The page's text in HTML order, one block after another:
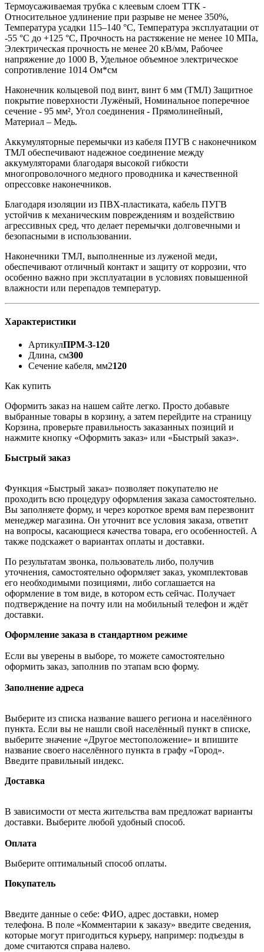
Термоусаживаемая трубка с клеевым слоем ТТК -
Относительное удлинение при разрыве не менее 350%,
Температура усадки 115–140 °C, Температура эксплуатации от
-55 °C до +125 °C, Прочность на растяжение не менее 10 МПа,
Электрическая прочность не менее 20 кВ/мм, Рабочее
напряжение до 1000 В, Удельное объемное электрическое
сопротивление 1014 Ом*см
Наконечник кольцевой под винт, винт 6 мм (ТМЛ) Защитное
покрытие поверхности Лужёный, Номинальное поперечное
сечение - 95 мм², Угол соединения - Прямолинейный,
Материал – Медь.
Аккумуляторные перемычки из кабеля ПУГВ с наконечником
ТМЛ обеспечивают надежное соединение между
аккумуляторами благодаря высокой гибкости
многопроволочного медного проводника и качественной
опрессовке наконечников.
Благодаря изоляции из ПВХ-пластиката, кабель ПУГВ
устойчив к механическим повреждениям и воздействию
агрессивных сред, что делает перемычки долговечными и
безопасными в использовании.
Наконечники ТМЛ, выполненные из луженой меди,
обеспечивают отличный контакт и защиту от коррозии, что
особенно важно при эксплуатации в условиях повышенной
влажности или перепадов температур.
Характеристики
АртикулПРМ-3-120
Длина, см300
Сечение кабеля, мм2120
Как купить
Оформить заказ на нашем сайте легко. Просто добавьте
выбранные товары в корзину, а затем перейдите на страницу
Корзина, проверьте правильность заказанных позиций и
нажмите кнопку «Оформить заказ» или «Быстрый заказ».
Быстрый заказ
Функция «Быстрый заказ» позволяет покупателю не
проходить всю процедуру оформления заказа самостоятельно.
Вы заполняете форму, и через короткое время вам перезвонит
менеджер магазина. Он уточнит все условия заказа, ответит
на вопросы, касающиеся качества товара, его особенностей. А
также подскажет о вариантах оплаты и доставки.
По результатам звонка, пользователь либо, получив
уточнения, самостоятельно оформляет заказ, укомплектовав
его необходимыми позициями, либо соглашается на
оформление в том виде, в котором есть сейчас. Получает
подтверждение на почту или на мобильный телефон и ждёт
доставки.
Оформление заказа в стандартном режиме
Если вы уверены в выборе, то можете самостоятельно
оформить заказ, заполнив по этапам всю форму.
Заполнение адреса
Выберите из списка название вашего региона и населённого
пункта. Если вы не нашли свой населённый пункт в списке,
выберите значение «Другое местоположение» и впишите
название своего населённого пункта в графу «Город».
Введите правильный индекс.
Доставка
В зависимости от места жительства вам предложат варианты
доставки. Выберите любой удобный способ.
Оплата
Выберите оптимальный способ оплаты.
Покупатель
Введите данные о себе: ФИО, адрес доставки, номер
телефона. В поле «Комментарии к заказу» введите сведения,
которые могут пригодиться курьеру, например: подъезды в
доме считаются справа налево.